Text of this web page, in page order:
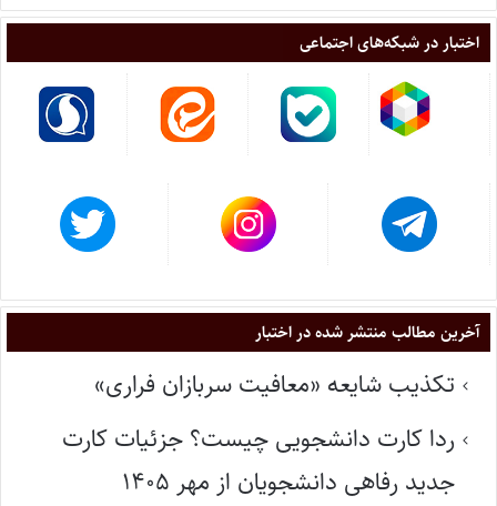
اختبار در شبکه‌های اجتماعی
آخرین مطالب منتشر شده در اختبار
تکذیب شایعه «معافیت سربازان فراری»
ردا کارت دانشجویی چیست؟ جزئیات کارت
جدید رفاهی دانشجویان از مهر ۱۴۰۵